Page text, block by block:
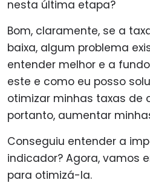
nesta última etapa?
Bom, claramente, se a
baixa, algum problema
entender melhor e a
este e como eu posso
otimizar minhas taxas de
portanto, aumentar
Conseguiu entender a
indicador? Agora, vamos
para otimizá-la.